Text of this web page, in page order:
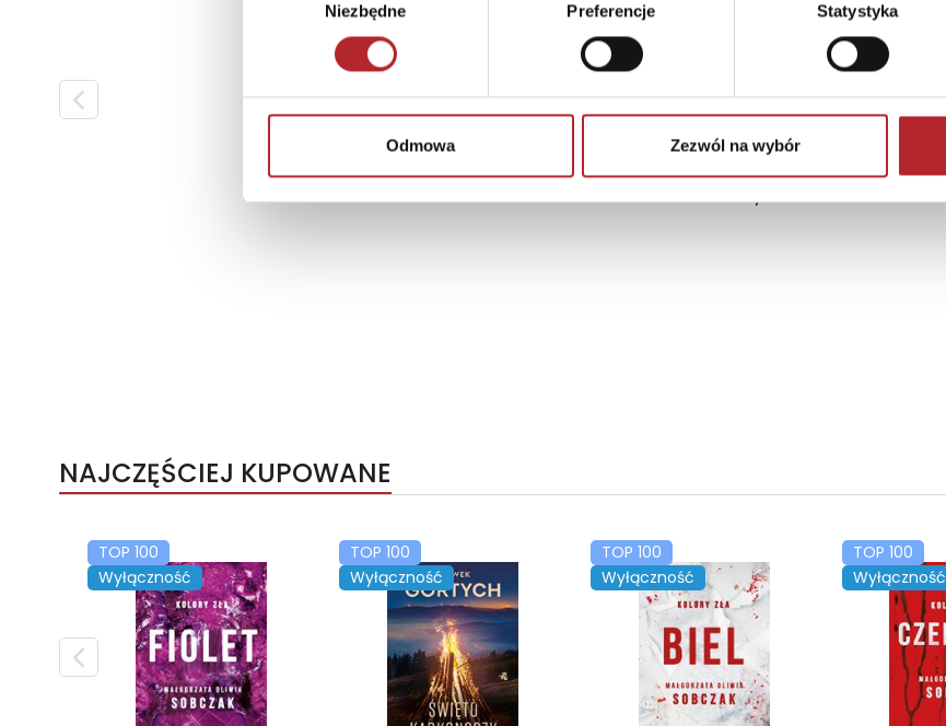
Niezbędne Preferencje Statystyka
Odmowa Zezwól na wybór
NAJCZĘŚCIEJ KUPOWANE
TOP 100
Wyłączność
TOP 100
Wyłączność
TOP 100
Wyłączność
TOP 100
Wyłączność